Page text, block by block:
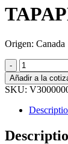
Origen: Canada
ANGUS
CHOICE
CANADA
KG
(C)
quantity
Añadir a la
SKU: